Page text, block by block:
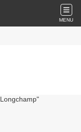
MENU